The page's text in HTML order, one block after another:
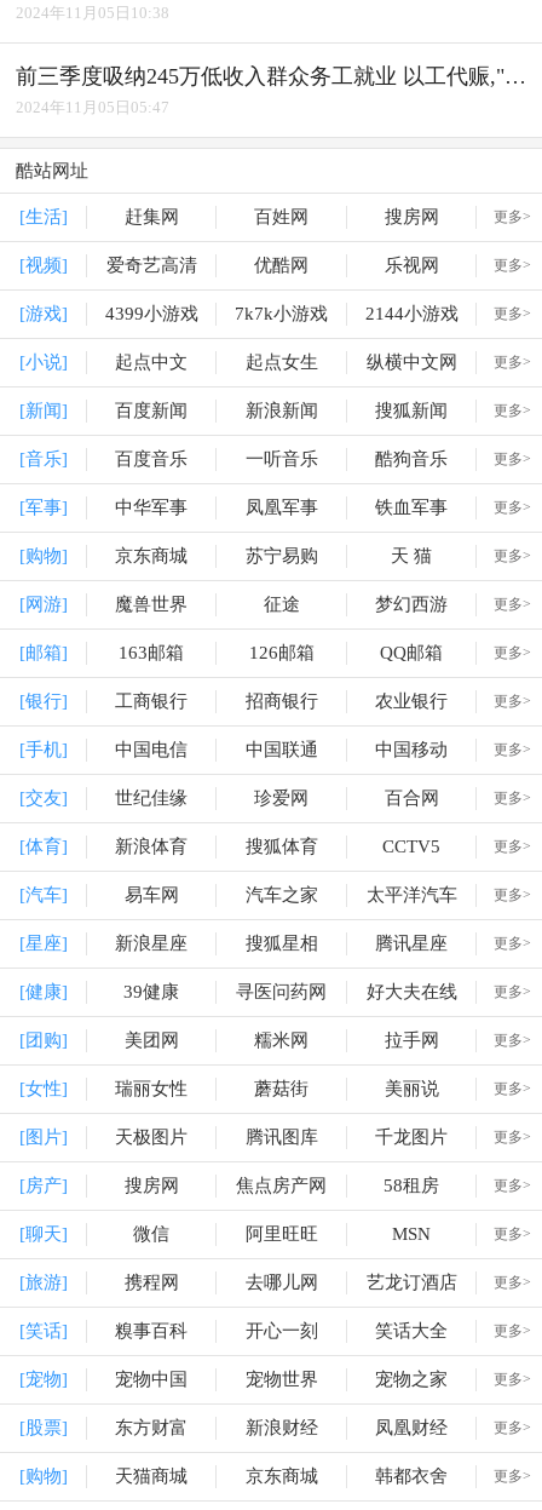
2024年11月05日10:38
前三季度吸纳245万低收入群众务工就业 以工代赈,"赈"出实效
2024年11月05日05:47
酷站网址
[生活] 赶集网 百姓网 搜房网 更多>
[视频] 爱奇艺高清 优酷网 乐视网 更多>
[游戏] 4399小游戏 7k7k小游戏 2144小游戏 更多>
[小说] 起点中文 起点女生 纵横中文网 更多>
[新闻] 百度新闻 新浪新闻 搜狐新闻 更多>
[音乐] 百度音乐 一听音乐 酷狗音乐 更多>
[军事] 中华军事 凤凰军事 铁血军事 更多>
[购物] 京东商城 苏宁易购 天 猫 更多>
[网游] 魔兽世界 征途 梦幻西游 更多>
[邮箱] 163邮箱 126邮箱 QQ邮箱 更多>
[银行] 工商银行 招商银行 农业银行 更多>
[手机] 中国电信 中国联通 中国移动 更多>
[交友] 世纪佳缘 珍爱网 百合网 更多>
[体育] 新浪体育 搜狐体育 CCTV5 更多>
[汽车] 易车网 汽车之家 太平洋汽车 更多>
[星座] 新浪星座 搜狐星相 腾讯星座 更多>
[健康] 39健康 寻医问药网 好大夫在线 更多>
[团购] 美团网 糯米网 拉手网 更多>
[女性] 瑞丽女性 蘑菇街 美丽说 更多>
[图片] 天极图片 腾讯图库 千龙图片 更多>
[房产] 搜房网 焦点房产网 58租房 更多>
[聊天] 微信 阿里旺旺 MSN 更多>
[旅游] 携程网 去哪儿网 艺龙订酒店 更多>
[笑话] 糗事百科 开心一刻 笑话大全 更多>
[宠物] 宠物中国 宠物世界 宠物之家 更多>
[股票] 东方财富 新浪财经 凤凰财经 更多>
[购物] 天猫商城 京东商城 韩都衣舍 更多>